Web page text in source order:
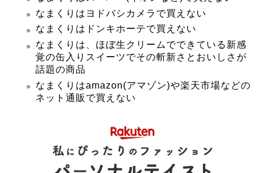
なまくりはヨドバシカメラで買えない
なまくりはドンキホーテで買えない
なまくりは、ほぼ生クリームでできている新感
覚の缶入りスイーツでその斬新さとおいしさが
話題の商品
なまくりはamazon(アマゾン)や楽天市場などの
ネット通販で買えない